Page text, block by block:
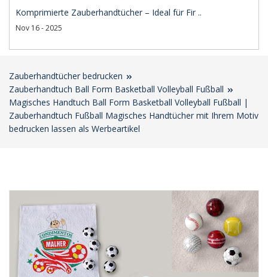
Komprimierte Zauberhandtücher – Ideal für Fir ..
Nov 16 - 2025
Zauberhandtücher bedrucken
Zauberhandtuch Ball Form Basketball Volleyball Fußball
Magisches Handtuch Ball Form Basketball Volleyball Fußball |
Zauberhandtuch Fußball Magisches Handtücher mit Ihrem Motiv
bedrucken lassen als Werbeartikel